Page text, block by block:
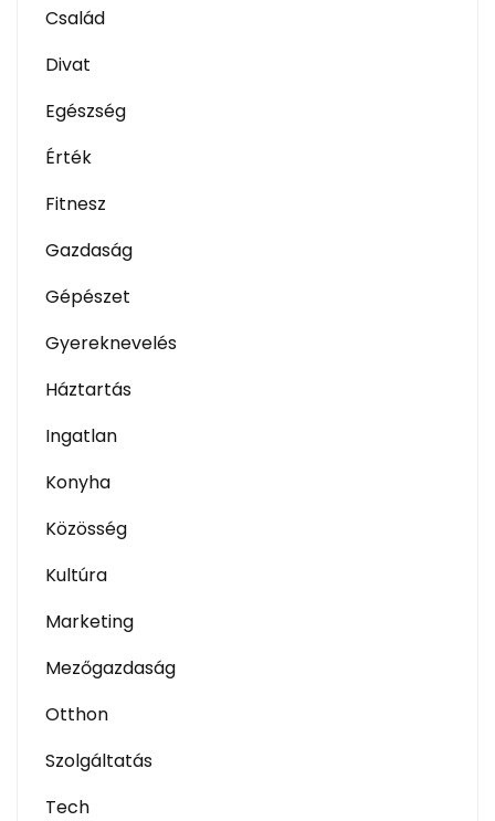
Család
Divat
Egészség
Érték
Fitnesz
Gazdaság
Gépészet
Gyereknevelés
Háztartás
Ingatlan
Konyha
Közösség
Kultúra
Marketing
Mezőgazdaság
Otthon
Szolgáltatás
Tech